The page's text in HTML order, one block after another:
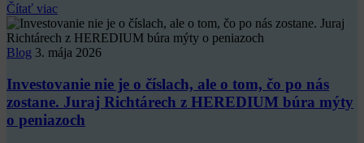
Čítať viac
Blog 3. mája 2026
Investovanie nie je o číslach, ale o tom, čo po nás
zostane. Juraj Richtárech z HEREDIUM búra mýty
o peniazoch